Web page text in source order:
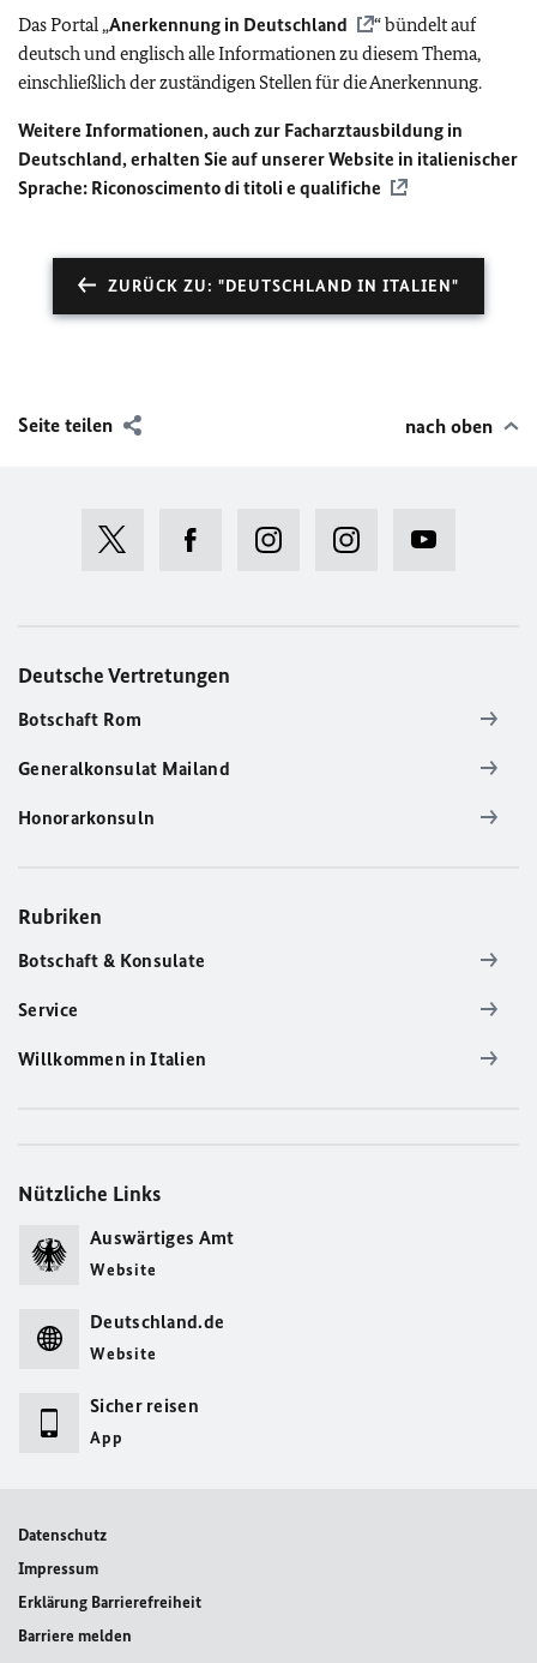
Das Portal „Anerkennung in Deutschland
“ bündelt auf
deutsch und englisch alle Informationen zu diesem Thema,
einschließlich der zuständigen Stellen für die Anerkennung.
Weitere Informationen, auch zur Facharztausbildung in
Deutschland, erhalten Sie auf unserer Website in italienischer
Sprache: Riconoscimento di titoli e qualifiche
ZURÜCK ZU: "DEUTSCHLAND IN ITALIEN"
Seite teilen nach oben
Deutsche Vertretungen
Botschaft Rom
Generalkonsulat Mailand
Honorarkonsuln
Rubriken
Botschaft & Konsulate
Service
Willkommen in Italien
Nützliche Links
Auswärtiges Amt
Website
Deutschland.de
Website
Sicher reisen
App
Datenschutz
Impressum
Erklärung Barrierefreiheit
Barriere melden